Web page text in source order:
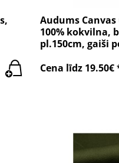
Audums
100% kokvilna,
pl.150cm, gaiši
Cena līdz 19.50€